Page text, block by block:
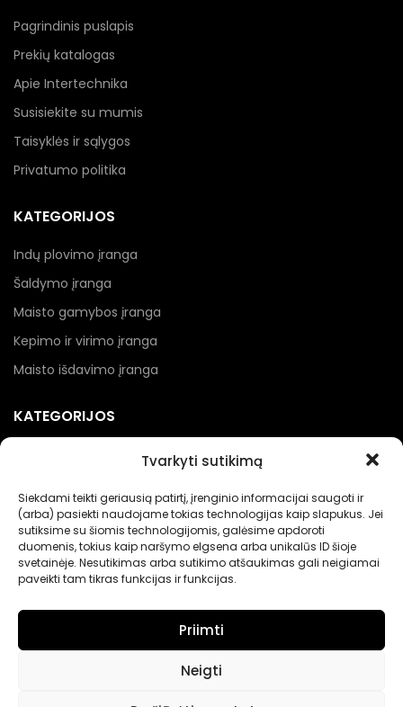
Tvarkyti sutikimą
Siekdami teikti geriausią patirtį, įrenginio informacijai saugoti ir
(arba) pasiekti naudojame tokias technologijas kaip slapukus. Jei
sutiksime su šiomis technologijomis, galėsime apdoroti
duomenis, tokius kaip naršymo elgsena arba unikalūs ID šioje
svetainėje. Nesutikimas arba sutikimo atšaukimas gali neigiamai
paveikti tam tikras funkcijas ir funkcijas.
Priimti
Neigti
Pagrindinis puslapis
Prekių katalogas
Apie Intertechnika
Susisiekite su mumis
Taisyklės ir sąlygos
Privatumo politika
KATEGORIJOS
Indų plovimo įranga
Šaldymo įranga
Maisto gamybos įranga
Kepimo ir virimo įranga
Maisto išdavimo įranga
KATEGORIJOS
Įranga gėrimams
Renginių įranga
Maisto pakavimo įranga
Nerandate norimų prekių?